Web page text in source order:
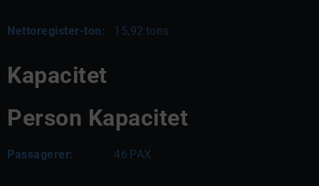
Nettoregister-ton: 15,92 tons
Kapacitet
Person Kapacitet
Passagerer: 46 PAX